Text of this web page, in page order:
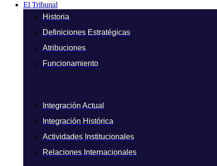
El Tribunal
Historia
Definiciones Estratégicas
Atribuciones
Funcionamiento
Integración Actual
Integración Histórica
Actividades Institucionales
Relaciones Internacionales